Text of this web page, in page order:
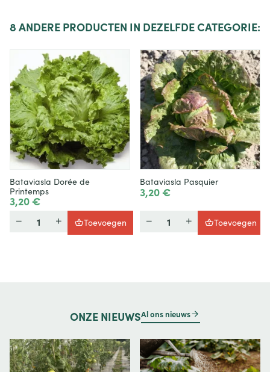
8 ANDERE PRODUCTEN IN DEZELFDE CATEGORIE:
Bataviasla Dorée de
Printemps
3,20 €
Toevoegen
Bataviasla Pasquier
3,20 €
Toevoegen
ONZE NIEUWSAl ons nieuws